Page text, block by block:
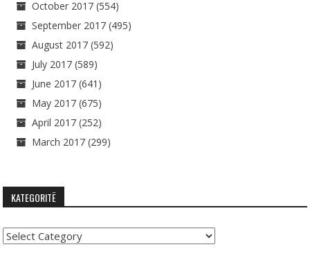
October 2017 (554)
September 2017 (495)
August 2017 (592)
July 2017 (589)
June 2017 (641)
May 2017 (675)
April 2017 (252)
March 2017 (299)
KATEGORITË
Kategoritë